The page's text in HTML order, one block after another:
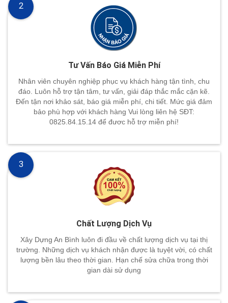
Tư Vấn Báo Giá Miễn Phí
Nhân viên chuyên nghiệp phục vụ khách hàng tận tình, chu
đáo. Luôn hỗ trợ tận tâm, tư vấn, giải đáp thắc mắc cặn kẽ.
Đến tận nơi khảo sát, báo giá miễn phí, chi tiết. Mức giá đảm
bảo phù hợp với khách hàng Vui lòng liên hệ SĐT:
0825.84.15.14 để đươc hỗ trợ miễn phí!
2
Chất Lượng Dịch Vụ
Xây Dựng An Bình luôn đi đầu về chất lượng dịch vụ tại thị
trường. Những dịch vụ khách nhận được là tuyệt vời, có chất
lượng bền lâu theo thời gian. Hạn chế sửa chữa trong thời
gian dài sử dụng
3